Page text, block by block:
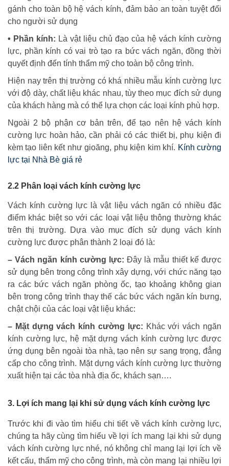
gánh cho toàn bộ hệ vách kính, đảm bảo an toàn tuyệt đối
cho người sử dụng
• Phần kính: Là vật liệu chủ đạo của hệ vách kính cường
lực, phần kính có vai trò tạo ra bức vách ngăn, đồng thời
quyết định đến tính thẩm mỹ cho toàn bộ công trình.
Hiện nay trên thị trường có khá nhiều mẫu kính cường lực
với độ dày, chất liệu khác nhau, tùy theo mục đích sử dụng
của khách hàng mà có thể lựa chọn các loại kính phù hợp.
Ngoài 2 bộ phận cơ bản trên, để tạo nên hệ vách kính
cường lực hoàn hảo, cần phải có các thiết bị, phụ kiện đi
kèm tạo liên kết như gioăng, phụ kiện kim khí. Kính cường
lực tại Nhà Bè giá rẻ
2.2 Phân loại vách kính cường lực
Vách kính cường lực là vật liệu vách ngăn có nhiều đặc
điểm khác biệt so với các loại vật liệu thông thường khác
trên thị trường. Dựa vào mục đích sử dụng vách kính
cường lực được phân thành 2 loại đó là:
– Vách ngăn kính cường lực:Đây là mẫu thiết kế được
sử dụng bên trong công trình xây dựng, với chức năng tạo
ra các bức vách ngăn phòng ốc, tạo khoảng không gian
bên trong công trình thay thế các bức vách ngăn kín bưng,
chật chội của các loại vật liệu khác:
– Mặt dựng vách kính cường lực: Khác với vách ngăn
kính cường lực, hệ mặt dựng vách kính cường lực được
ứng dụng bên ngoài tòa nhà, tạo nên sự sang trọng, đẳng
cấp cho công trình. Mặt dựng vách kính cường lực thường
xuất hiện tại các tòa nhà địa ốc, khách sạn….
3. Lợi ích mang lại khi sử dụng vách kính cường lực
Trước khi đi vào tìm hiểu chi tiết về vách kính cường lực,
chúng ta hãy cùng tìm hiểu về lợi ích mang lại khi sử dụng
vách kính cường lực nhé, nó không chỉ mang lại lợi ích về
kết cấu, thẩm mỹ cho công trình, mà còn mang lại nhiều lợi